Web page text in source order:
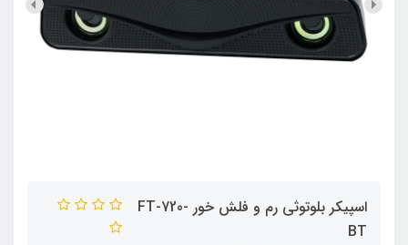
اسپیکر بلوتوثی رم و فلش خور FT-720-
BT